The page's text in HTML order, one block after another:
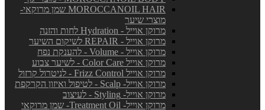
MOROCCANOIL HAIR שמן מרוקאי-
מוצרי שיער
מרוקן אוייל - Hydration לחות והזנה
מרוקן אוייל - REPAIR לשיקום השיער
מרוקן אוייל - Volume - להענקת נפח
מרוקן אוייל Color Care - לשיער צבוע
מרוקן אוייל Frizz Control - לניטרול קרזול
מרוקן אוייל- Scalp - לטיפול ואיזון הקרקפת
מרוקן אוייל- Styling - לעיצוב
מרוקן אוייל- Treatment Oil- שמן מרוקאי